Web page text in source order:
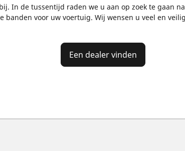
In de tussentijd raden we u aan op zoek te gaan
banden voor uw voertuig. Wij wensen u veel en
Een dealer vinden